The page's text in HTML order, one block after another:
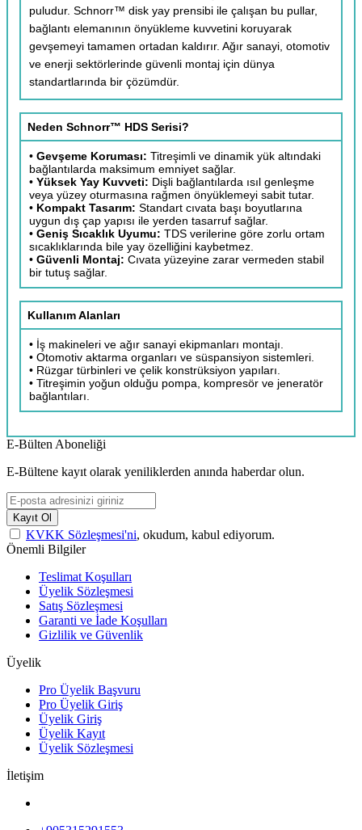
puludur. Schnorr™ disk yay prensibi ile çalışan bu pullar,
bağlantı elemanının önyükleme kuvvetini koruyarak
gevşemeyi tamamen ortadan kaldırır. Ağır sanayi, otomotiv
ve enerji sektörlerinde güvenli montaj için dünya
standartlarında bir çözümdür.
Neden Schnorr™ HDS Serisi?
• Gevşeme Koruması: Titreşimli ve dinamik yük altındaki
bağlantılarda maksimum emniyet sağlar.
• Yüksek Yay Kuvveti: Dişli bağlantılarda ısıl genleşme
veya yüzey oturmasına rağmen önyüklemeyi sabit tutar.
• Kompakt Tasarım: Standart cıvata başı boyutlarına
uygun dış çap yapısı ile yerden tasarruf sağlar.
• Geniş Sıcaklık Uyumu: TDS verilerine göre zorlu ortam
sıcaklıklarında bile yay özelliğini kaybetmez.
• Güvenli Montaj: Cıvata yüzeyine zarar vermeden stabil
bir tutuş sağlar.
Kullanım Alanları
• İş makineleri ve ağır sanayi ekipmanları montajı.
• Otomotiv aktarma organları ve süspansiyon sistemleri.
• Rüzgar türbinleri ve çelik konstrüksiyon yapıları.
• Titreşimin yoğun olduğu pompa, kompresör ve jeneratör
bağlantıları.
E-Bülten Aboneliği
E-Bültene kayıt olarak yeniliklerden anında haberdar olun.
Kayıt Ol
KVKK Sözleşmesi'ni, okudum, kabul ediyorum.
Önemli Bilgiler
Teslimat Koşulları
Üyelik Sözleşmesi
Satış Sözleşmesi
Garanti ve İade Koşulları
Gizlilik ve Güvenlik
Üyelik
Pro Üyelik Başvuru
Pro Üyelik Giriş
Üyelik Giriş
Üyelik Kayıt
Üyelik Sözleşmesi
İletişim